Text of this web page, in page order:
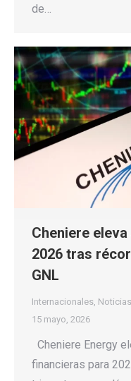
de…
Cheniere
2026 tras
GNL
Internacionales, Noticias
15 mayo, 2026
Cheniere Energy
financieras para